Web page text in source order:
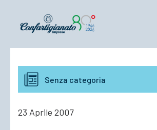
Notizie e Documenti
Confartigianato
Senza categoria
23 Aprile 2007